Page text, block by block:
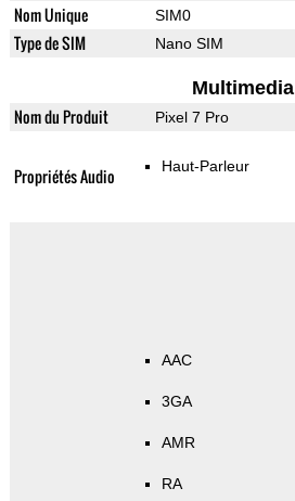
Nom Unique SIM0
Type de SIM Nano SIM
Multimedia
Nom du Produit Pixel 7 Pro
Propriétés Audio Haut-Parleur
AAC
3GA
AMR
RA